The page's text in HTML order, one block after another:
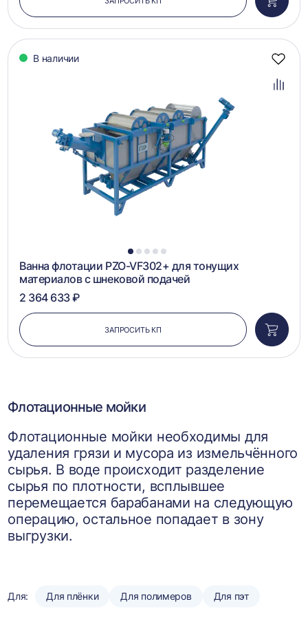
в
В наличии
1 2 3 4 5
Ванна флотации PZO-VF302+ для тонущих
материалов с шнековой подачей
2 364 633 ₽
ЗАПРОСИТЬ КП
в
Флотационные мойки
Флотационные мойки необходимы для
удаления грязи и мусора из измельчённого
сырья. В воде происходит разделение
сырья по плотности, всплывшее
перемещается барабанами на следующую
операцию, остальное попадает в зону
выгрузки.
Для: Для плёнки Для полимеров Для пэт